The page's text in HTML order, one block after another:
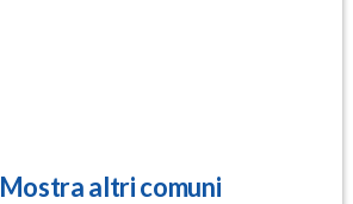
Mostra altri comuni